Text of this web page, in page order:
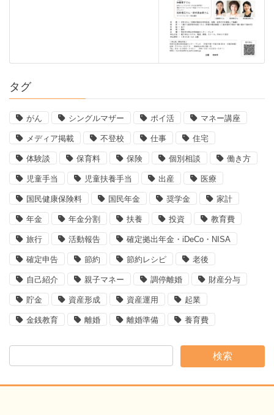
タグ
がん シングルマザー ポイ活 マネー講座
メディア掲載 不登校 仕事 住宅
体験談 保育料 保険 個別相談 働き方
児童手当 児童扶養手当 出産 医療
国民健康保険料 国民年金 奨学金 家計
年金 年金分割 扶養 投資 教育費
旅行 活動報告 確定拠出年金・iDeCo・NISA
確定申告 節約 節約レシピ 老後
自己紹介 親子マネー 調停離婚 財産分与
貯金 資産形成 資産運用 起業
金銭教育 離婚 離婚準備 養育費